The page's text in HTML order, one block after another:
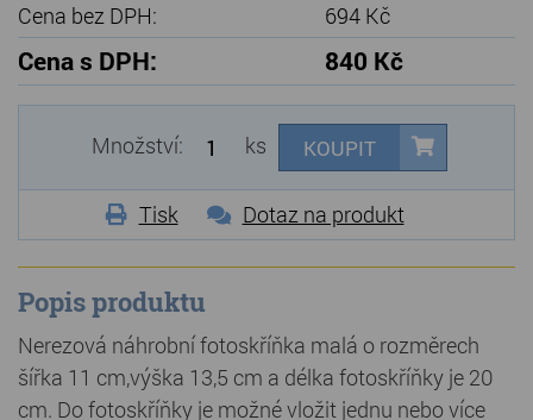
Cena bez DPH:
694 Kč
Cena s DPH: 840 Kč
Množství: ks KOUPIT
Tisk Dotaz na produkt
Popis produktu
Nerezová náhrobní fotoskříňka malá o rozměrech
šířka 11 cm,výška 13,5 cm a délka fotoskříňky je 20
cm. Do fotoskříňky je možné vložit jednu nebo více